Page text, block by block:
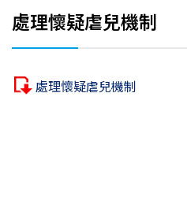
連
結
處理懷疑虐兒機制
處理懷疑虐兒機制